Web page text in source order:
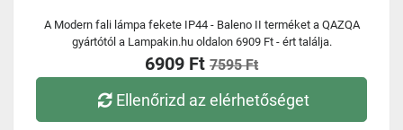
A Modern fali lámpa fekete IP44 - Baleno II terméket a QAZQA
gyártótól a Lampakin.hu oldalon 6909 Ft - ért találja.
6909 Ft 7595 Ft
Ellenőrizd az elérhetőséget